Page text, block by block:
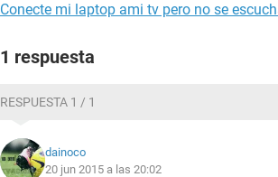
Conecte mi laptop ami tv pero no se
1 respuesta
RESPUESTA 1 / 1
dainoco
20 jun 2015 a las 20:02